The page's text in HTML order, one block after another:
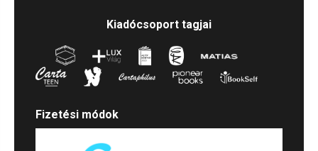
Kiadócsoport tagjai
Fizetési módok